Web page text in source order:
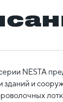
NESTA
зданий и